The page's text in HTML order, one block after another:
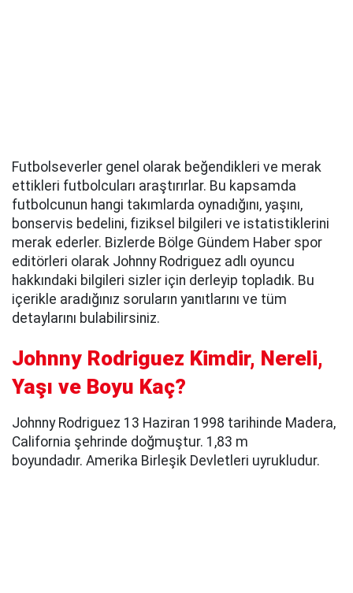
Futbolseverler genel olarak beğendikleri ve merak
ettikleri futbolcuları araştırırlar. Bu kapsamda
futbolcunun hangi takımlarda oynadığını, yaşını,
bonservis bedelini, fiziksel bilgileri ve istatistiklerini
merak ederler. Bizlerde Bölge Gündem Haber spor
editörleri olarak Johnny Rodriguez adlı oyuncu
hakkındaki bilgileri sizler için derleyip topladık. Bu
içerikle aradığınız soruların yanıtlarını ve tüm
detaylarını bulabilirsiniz.
Johnny Rodriguez Kimdir, Nereli,
Yaşı ve Boyu Kaç?
Johnny Rodriguez 13 Haziran 1998 tarihinde Madera,
California şehrinde doğmuştur. 1,83 m
boyundadır. Amerika Birleşik Devletleri uyrukludur.